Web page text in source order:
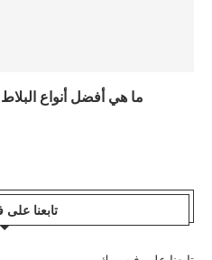
ما هي أفضل أنواع
تابعنا